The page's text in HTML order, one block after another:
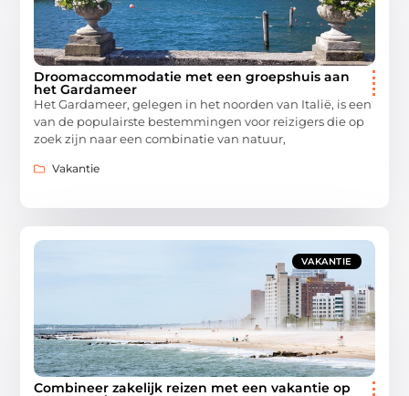
Droomaccommodatie met een groepshuis aan
het Gardameer
Het Gardameer, gelegen in het noorden van Italië, is een
van de populairste bestemmingen voor reizigers die op
zoek zijn naar een combinatie van natuur,
Vakantie
VAKANTIE
Combineer zakelijk reizen met een vakantie op